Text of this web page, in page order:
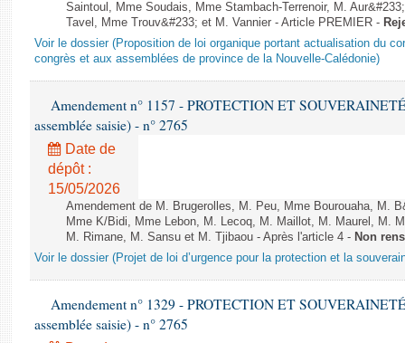
Saintoul, Mme Soudais, Mme Stambach-Terrenoir, M.
Tavel, Mme Trouv&#233; et M. Vannier - Article PREMIER -
Voir le dossier (Proposition de loi organique portant actualisation du
congrès et aux assemblées de province de la Nouvelle-Calédonie)
Amendement n° 1157 - PROTECTION ET
assemblée saisie) - n° 2765
Date de
dépôt :
15/05/2026
Amendement de M. Brugerolles, M. Peu, Mme Bourouaha, M.
Mme K/Bidi, Mme Lebon, M. Lecoq, M. Maillot, M. Maurel, M.
M. Rimane, M. Sansu et M. Tjibaou - Après l'article 4 - Non
Voir le dossier (Projet de loi d’urgence pour la protection et la
Amendement n° 1329 - PROTECTION ET
assemblée saisie) - n° 2765